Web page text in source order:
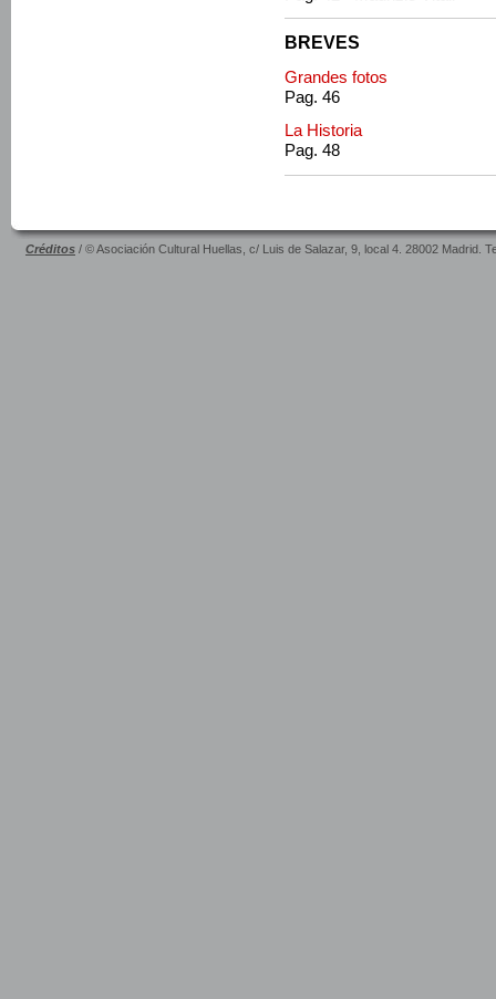
BREVES
Grandes fotos
Pag. 46
La Historia
Pag. 48
Créditos / © Asociación Cultural Huellas, c/ Luis de Salazar, 9, local 4. 28002 Madrid.